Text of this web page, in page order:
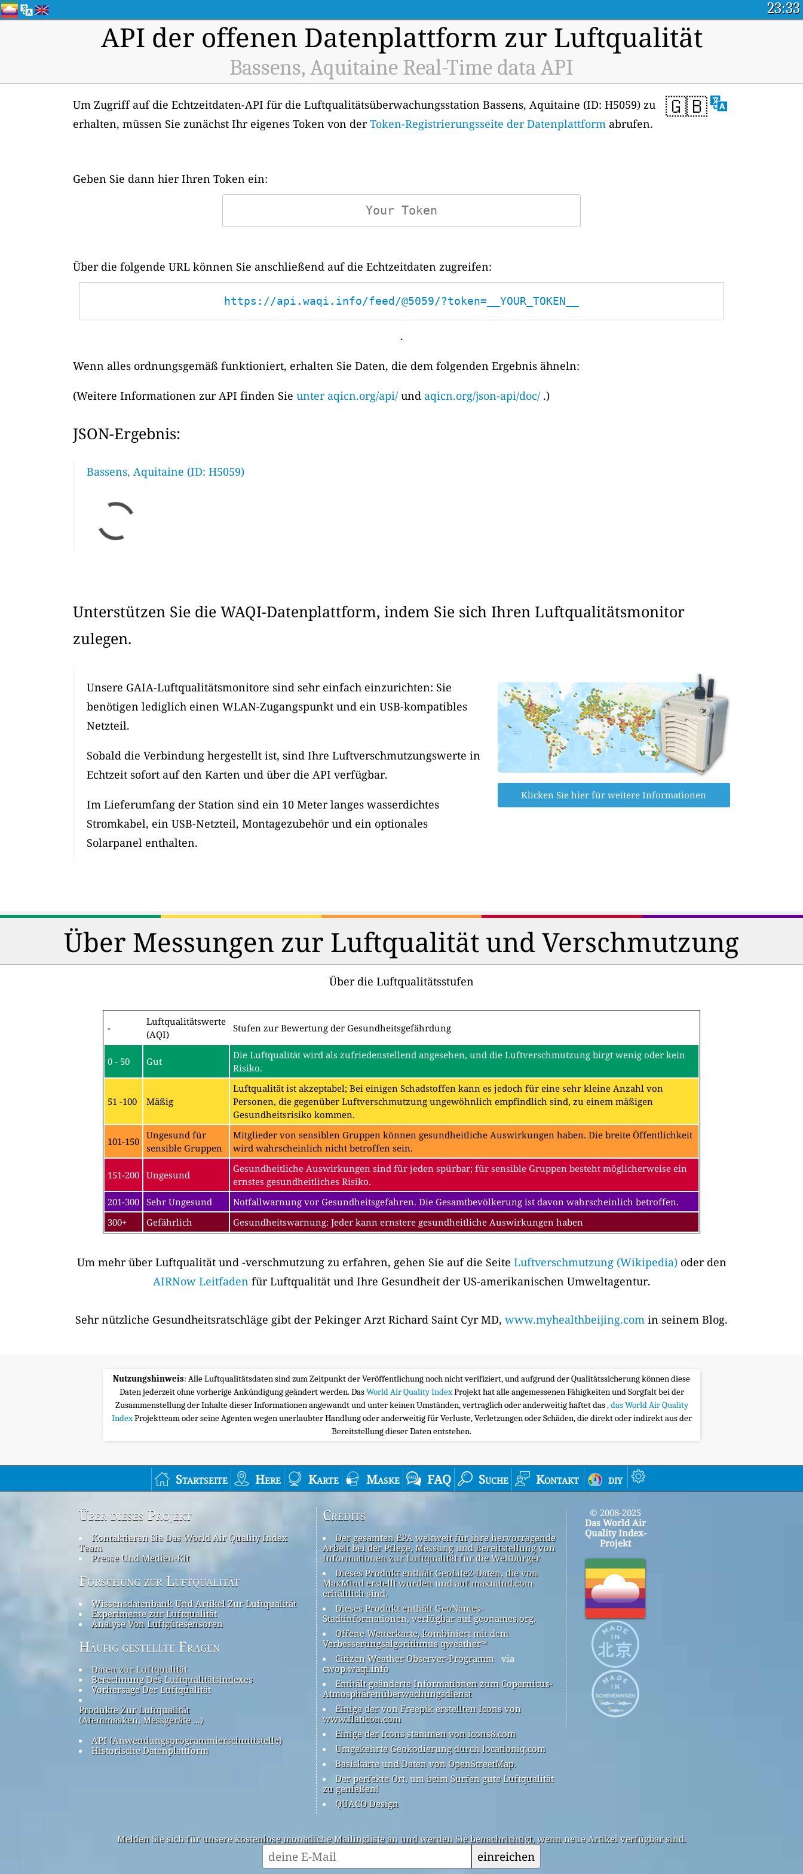
23:33
API der offenen Datenplattform zur Luftqualität
Bassens, Aquitaine Real-Time data API
🇬🇧
Um Zugriff auf die Echtzeitdaten-API für die Luftqualitätsüberwachungsstation Bassens, Aquitaine (ID: H5059) zu
erhalten, müssen Sie zunächst Ihr eigenes Token von derToken-Registrierungsseite der Datenplattform abrufen.
Geben Sie dann hier Ihren Token ein:
Über die folgende URL können Sie anschließend auf die Echtzeitdaten zugreifen:
https://api.waqi.info/feed/@5059/?token=__YOUR_TOKEN__
.
Wenn alles ordnungsgemäß funktioniert, erhalten Sie Daten, die dem folgenden Ergebnis ähneln:
(Weitere Informationen zur API finden Sie unter aqicn.org/api/ und aqicn.org/json-api/doc/ .)
JSON-Ergebnis:
Bassens, Aquitaine (ID: H5059)
Unterstützen Sie die WAQI-Datenplattform, indem Sie sich Ihren Luftqualitätsmonitor
zulegen.
Unsere GAIA-Luftqualitätsmonitore sind sehr einfach einzurichten: Sie
benötigen lediglich einen WLAN-Zugangspunkt und ein USB-kompatibles
Netzteil.
Sobald die Verbindung hergestellt ist, sind Ihre Luftverschmutzungswerte in
Echtzeit sofort auf den Karten und über die API verfügbar.
Im Lieferumfang der Station sind ein 10 Meter langes wasserdichtes
Stromkabel, ein USB-Netzteil, Montagezubehör und ein optionales
Solarpanel enthalten.
Klicken Sie hier für weitere Informationen
Über Messungen zur Luftqualität und Verschmutzung
Über die Luftqualitätsstufen
-
Luftqualitätswerte
(AQI)
Stufen zur Bewertung der Gesundheitsgefährdung
0 - 50 Gut
Die Luftqualität wird als zufriedenstellend angesehen, und die Luftverschmutzung birgt wenig oder kein
Risiko.
51 -100 Mäßig
Luftqualität ist akzeptabel; Bei einigen Schadstoffen kann es jedoch für eine sehr kleine Anzahl von
Personen, die gegenüber Luftverschmutzung ungewöhnlich empfindlich sind, zu einem mäßigen
Gesundheitsrisiko kommen.
101-150
Ungesund für
sensible Gruppen
Mitglieder von sensiblen Gruppen können gesundheitliche Auswirkungen haben. Die breite Öffentlichkeit
wird wahrscheinlich nicht betroffen sein.
151-200 Ungesund
Gesundheitliche Auswirkungen sind für jeden spürbar; für sensible Gruppen besteht möglicherweise ein
ernstes gesundheitliches Risiko.
201-300 Sehr Ungesund
Notfallwarnung vor Gesundheitsgefahren. Die Gesamtbevölkerung ist davon wahrscheinlich betroffen.
300+
Gefährlich Gesundheitswarnung: Jeder kann ernstere gesundheitliche Auswirkungen haben
Um mehr über Luftqualität und -verschmutzung zu erfahren, gehen Sie auf die Seite Luftverschmutzung (Wikipedia)oder den
AIRNow Leitfaden für Luftqualität und Ihre Gesundheit der US-amerikanischen Umweltagentur.
Sehr nützliche Gesundheitsratschläge gibt der Pekinger Arzt Richard Saint Cyr MD, www.myhealthbeijing.com in seinem Blog.
Nutzungshinweis: Alle Luftqualitätsdaten sind zum Zeitpunkt der Veröffentlichung noch nicht verifiziert, und aufgrund der Qualitätssicherung können diese
Daten jederzeit ohne vorherige Ankündigung geändert werden. DasWorld Air Quality IndexProjekt hat alle angemessenen Fähigkeiten und Sorgfalt bei der
Zusammenstellung der Inhalte dieser Informationen angewandt und unter keinen Umständen, vertraglich oder anderweitig haftet das, das World Air Quality
IndexProjektteam oder seine Agenten wegen unerlaubter Handlung oder anderweitig für Verluste, Verletzungen oder Schäden, die direkt oder indirekt aus der
Bereitstellung dieser Daten entstehen.
Startseite Here Karte Maske FAQ Suche Kontakt diy
Über dieses Projekt
Kontaktieren Sie Das World Air Quality Index
Team
Presse Und Medien-Kit
Forschung zur Luftqualität
Wissensdatenbank Und Artikel Zur Luftqualität
Experimente zur Luftqualität
Analyse Von Luftgütesensoren
Häufig gestellte Fragen
Daten zur Luftqualität
Berechnung Des Luftqualitätsindexes
Vorhersage Der Luftqualität
Produkte Zur Luftqualität
(Atemmasken, Messgeräte ...)
API (Anwendungsprogrammierschnittstelle)
Historische Datenplattform
Credits
Der gesamten EPA weltweit für ihre hervorragende
Arbeit bei der Pflege, Messung und Bereitstellung von
Informationen zur Luftqualität für die Weltbürger
Dieses Produkt enthält GeoLite2-Daten, die von
MaxMind erstellt wurden und auf maxmind.com
erhältlich sind.
Dieses Produkt enthält GeoNames-
Stadtinformationen, verfügbar auf geonames.org.
Offene Wetterkarte, kombiniert mit dem
Verbesserungsalgorithmus qweather™
Citizen Weather Observer-Programm via
cwop.waqi.info
Enthält geänderte Informationen zum Copernicus-
Atmosphärenüberwachungsdienst
Einige der von Freepik erstellten Icons von
www.flaticon.com
Einige der Icons stammen von icons8.com
Umgekehrte Geokodierung durch locationiq.com
Basiskarte und Daten von OpenStreetMap.
Der perfekte Ort, um beim Surfen gute Luftqualität
zu genießen!
QUACO Design
© 2008-2025
Das World Air
Quality Index-
Projekt
Melden Sie sich für unsere kostenlose monatliche Mailingliste an und werden Sie benachrichtigt, wenn neue Artikel verfügbar sind.
einreichen